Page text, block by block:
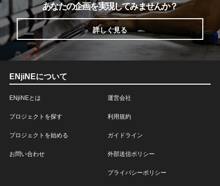
あなたの企画を実現してみませんか？
詳しく見る
ENjiNEについて
ENjiNEとは
プロジェクトを探す
プロジェクトを始める
お問い合わせ
運営会社
利用規約
ガイドライン
外部送信ポリシー
プライバシーポリシー